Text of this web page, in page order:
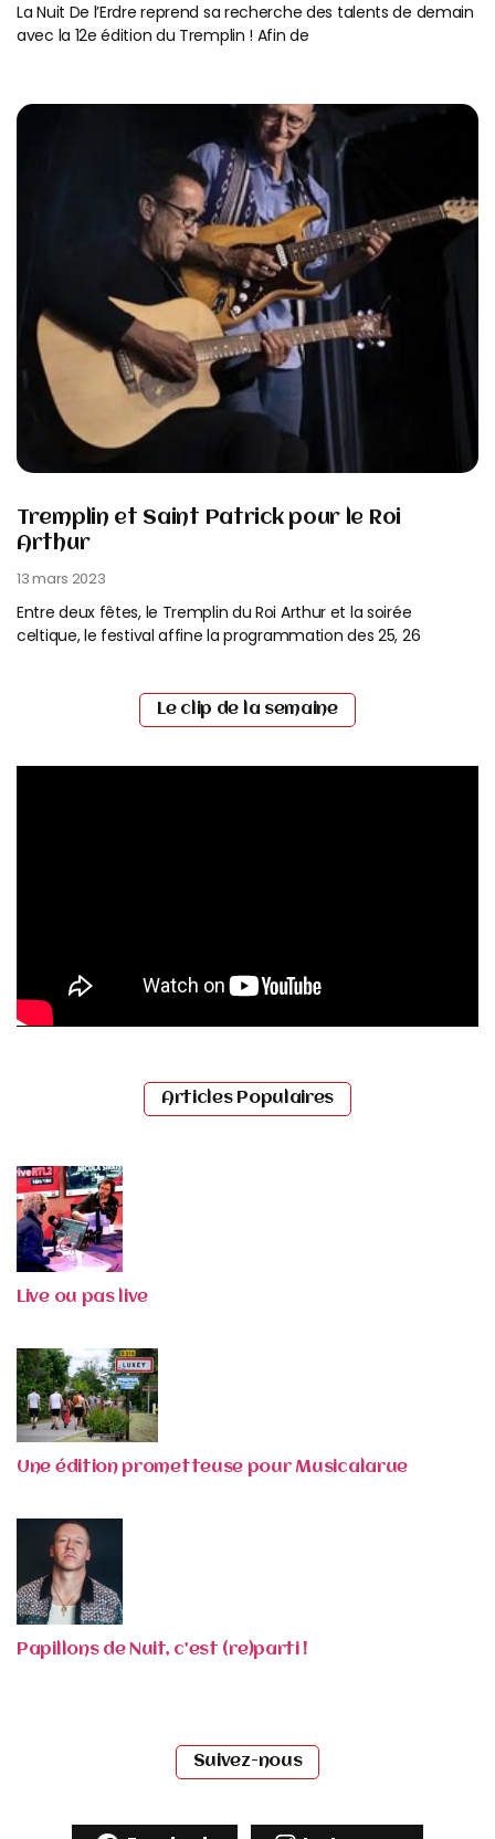
La Nuit De l’Erdre reprend sa recherche des talents de demain
avec la 12e édition du Tremplin ! Afin de
Tremplin et Saint Patrick pour le Roi
Arthur
13 mars 2023
Entre deux fêtes, le Tremplin du Roi Arthur et la soirée
celtique, le festival affine la programmation des 25, 26
Le clip de la semaine
Articles Populaires
Live ou pas live
Une édition prometteuse pour Musicalarue
Papillons de Nuit, c’est (re)parti !
Suivez-nous